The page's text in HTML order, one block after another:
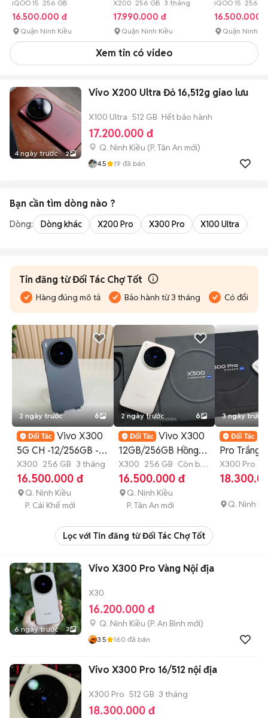
COD
iQOO 15 256 GB
16.500.000 đ
Quận Ninh Kiều
X200 256 GB 3 tháng
17.990.000 đ
Quận Ninh Kiều
SHIP COD
iQOO 15 256
16.500.000
Quận Ninh
Xem tin có video
4 ngày trước 2
Vivo X200 Ultra Đỏ 16,512g giao lưu
X100 Ultra 512 GB Hết bảo hành
17.200.000 đ
Q. Ninh Kiều (P. Tân An mới)
4.5 19 đã bán
Bạn cần tìm dòng nào ?
Dòng: Dòng khác X200 Pro X300 Pro X100 Ultra
Tin đăng từ Đối Tác Chợ Tốt
Hàng đúng mô tả Bảo hành từ 3 tháng Có đổi trả
2 ngày trước 6
Vivo X300
5G CH -12/256GB -
Pin 100% Còn Bảo
Hành
X300 256 GB 3 tháng
16.500.000 đ
Q. Ninh Kiều
P. Cái Khế mới
2 ngày trước 6
Vivo X300
12GB/256GB Hồng
Chính hãng Fullbox
X300 256 GB Còn bảo
hành
16.500.000 đ
Q. Ninh Kiều
P. Tân An mới
3 ngày trước
Pro Trắng
12GB/
X300 Pro
tháng
Q. Ninh
Lọc với Tin đăng từ Đối Tác Chợ Tốt
6 ngày trước 3
Vivo X300 Pro Vàng Nội địa
X30
16.200.000 đ
Q. Ninh Kiều (P. An Bình mới)
3.5 160 đã bán
Vivo X300 Pro 16/512 nội địa
X300 Pro 512 GB 3 tháng
18.300.000 đ